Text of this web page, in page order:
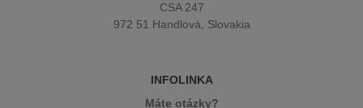
CSA 247
972 51 Handlová, Slovakia
INFOLINKA
Máte otázky?